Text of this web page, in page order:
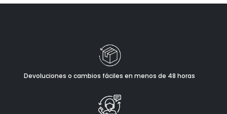
Devoluciones o cambios fáciles en menos de 48 horas